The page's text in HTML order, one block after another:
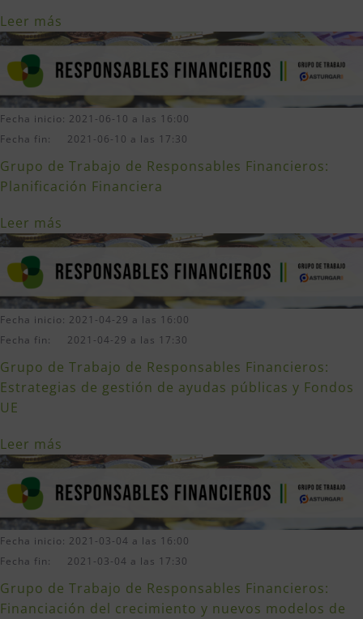
Leer más
Fecha inicio: 2021-06-10 a las 16:00
Fecha fin: 2021-06-10 a las 17:30
Grupo de Trabajo de Responsables Financieros:
Planificación Financiera
Leer más
Fecha inicio: 2021-04-29 a las 16:00
Fecha fin: 2021-04-29 a las 17:30
Grupo de Trabajo de Responsables Financieros:
Estrategias de gestión de ayudas públicas y Fondos
UE
Leer más
Fecha inicio: 2021-03-04 a las 16:00
Fecha fin: 2021-03-04 a las 17:30
Grupo de Trabajo de Responsables Financieros:
Financiación del crecimiento y nuevos modelos de